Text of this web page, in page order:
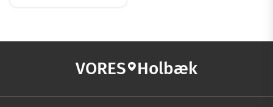
VORES Holbæk